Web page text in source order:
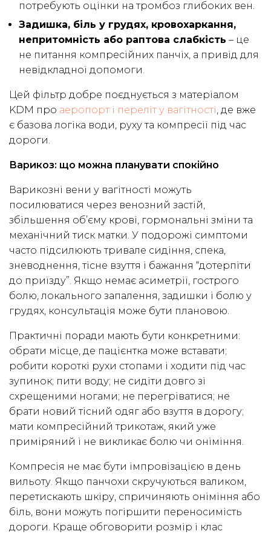
потребують оцінки на тромбоз глибоких вен.
Задишка, біль у грудях, кровохаркання,
непритомність або раптова слабкість – це
не питання компресійних панчіх, а привід для
невідкладної допомоги.
Цей фільтр добре поєднується з матеріалом
KDM про аеропорт і переліт у вагітності , де вже
є базова логіка води, руху та компресії під час
дороги.
Варикоз: що можна планувати спокійно
Варикозні вени у вагітності можуть
посилюватися через венозний застій,
збільшення об’єму крові, гормональні зміни та
механічний тиск матки. У подорожі симптоми
часто підсилюють тривале сидіння, спека,
зневоднення, тісне взуття і бажання “дотерпіти
до приїзду”. Якщо немає асиметрії, гострого
болю, локального запалення, задишки і болю у
грудях, консультація може бути плановою.
Практичні поради мають бути конкретними:
обрати місце, де пацієнтка може вставати;
робити короткі рухи стопами і ходити під час
зупинок; пити воду; не сидіти довго зі
схрещеними ногами; не перегріватися; не
брати новий тісний одяг або взуття в дорогу;
мати компресійний трикотаж, який уже
приміряний і не викликає болю чи оніміння.
Компресія не має бути імпровізацією в день
вильоту. Якщо панчохи скручуються валиком,
перетискають шкіру, спричиняють оніміння або
біль, вони можуть погіршити переносимість
дороги. Краще обговорити розмір і клас